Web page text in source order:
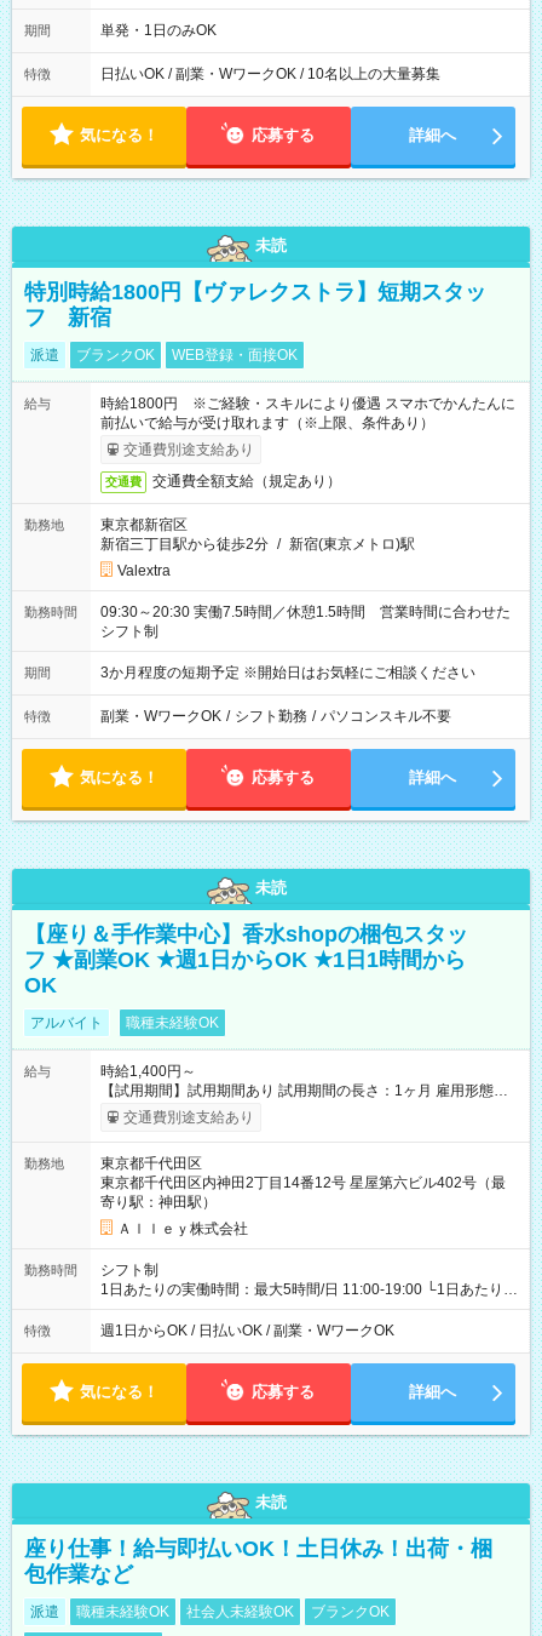
00～20：00
期間 単発・1日のみOK
特徴 日払いOK / 副業・WワークOK / 10名以上の大量募集
気になる！ 応募する 詳細へ
未読
特別時給1800円【ヴァレクストラ】短期スタッ
フ 新宿
派遣 ブランクOK WEB登録・面接OK
給与
時給1800円 ※ご経験・スキルにより優遇 スマホでかんたんに
前払いで給与が受け取れます（※上限、条件あり）
交通費別途支給あり
交通費 交通費全額支給（規定あり）
勤務地
東京都新宿区
新宿三丁目駅から徒歩2分 / 新宿(東京メトロ)駅
Valextra
勤務時間
09:30～20:30 実働7.5時間／休憩1.5時間 営業時間に合わせた
シフト制
期間 3か月程度の短期予定 ※開始日はお気軽にご相談ください
特徴 副業・WワークOK / シフト勤務 / パソコンスキル不要
気になる！ 応募する 詳細へ
未読
【座り＆手作業中心】香水shopの梱包スタッ
フ ★副業OK ★週1日からOK ★1日1時間から
OK
アルバイト 職種未経験OK
給与
時給1,400円～
【試用期間】試用期間あり 試用期間の長さ：1ヶ月 雇用形態、
給与は本採用時と同じです。
交通費別途支給あり
勤務地
東京都千代田区
東京都千代田区内神田2丁目14番12号 星屋第六ビル402号（最
寄り駅：神田駅）
Ａｌｌｅｙ株式会社
勤務時間
シフト制
1日あたりの実働時間：最大5時間/日 11:00-19:00 └1日あたりの
実働時間：1-5時間 └上記の時間帯内であれば、いつでも勤務可
能！ └平日・土曜日の中で、お好きな曜日でご勤務いただけま
18:00 などのように、自由な働き方が可能なお仕事です！
特徴 週1日からOK / 日払いOK / 副業・WワークOK
気になる！ 応募する 詳細へ
未読
座り仕事！給与即払いOK！土日休み！出荷・梱
包作業など
派遣 職種未経験OK 社会人未経験OK
ブランクOK